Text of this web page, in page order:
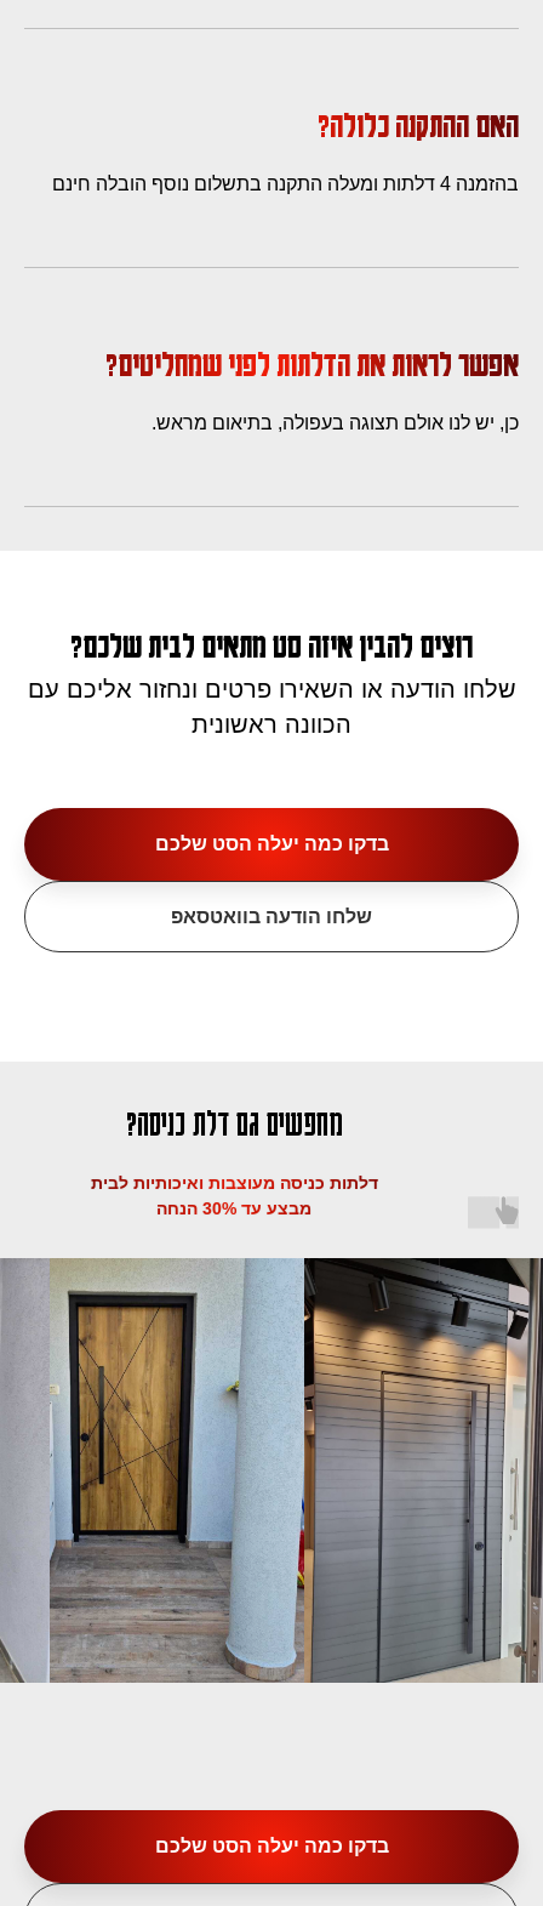
האם ההתקנה כלולה?
בהזמנה 4 דלתות ומעלה התקנה בתשלום נוסף הובלה חינם
אפשר לראות את הדלתות לפני שמחליטים?
כן, יש לנו אולם תצוגה בעפולה, בתיאום מראש.
רוצים להבין איזה סט מתאים לבית שלכם?
שלחו הודעה או השאירו פרטים ונחזור אליכם עם
הכוונה ראשונית
בדקו כמה יעלה הסט שלכם
שלחו הודעה בוואטסאפ
מחפשים גם דלת כניסה?
דלתות כניסה מעוצבות ואיכותיות לבית
מבצע עד 30% הנחה
בדקו כמה יעלה הסט שלכם